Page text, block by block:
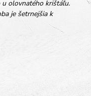
olovnatého krištáľu.
je šetrnejšia k